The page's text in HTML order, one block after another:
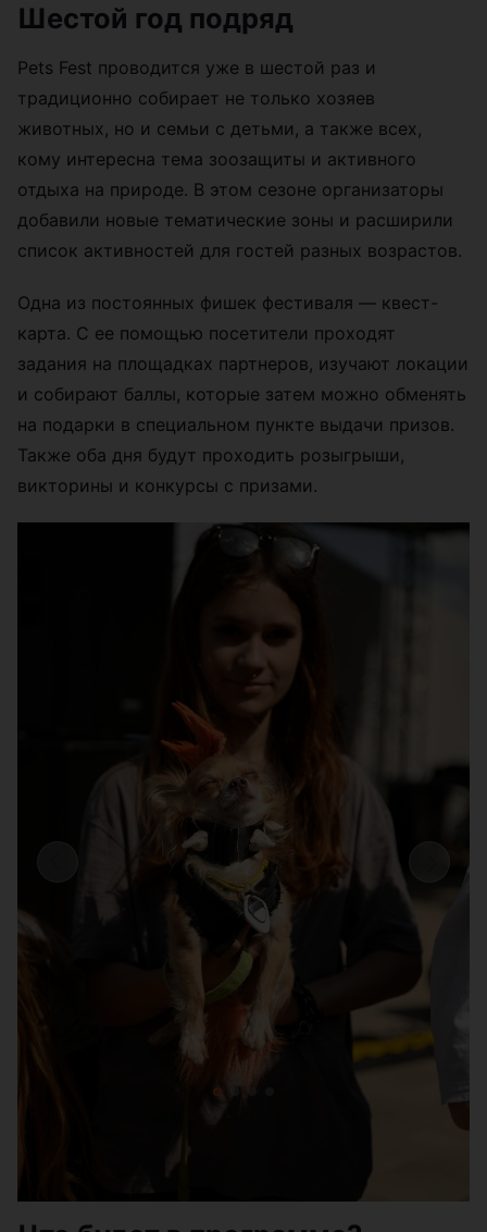
Шестой год подряд
Pets Fest проводится уже в шестой раз и
традиционно собирает не только хозяев
животных, но и семьи с детьми, а также всех,
кому интересна тема зоозащиты и активного
отдыха на природе. В этом сезоне организаторы
добавили новые тематические зоны и расширили
список активностей для гостей разных возрастов.
Одна из постоянных фишек фестиваля — квест-
карта. С ее помощью посетители проходят
задания на площадках партнеров, изучают локации
и собирают баллы, которые затем можно обменять
на подарки в специальном пункте выдачи призов.
Также оба дня будут проходить розыгрыши,
викторины и конкурсы с призами.